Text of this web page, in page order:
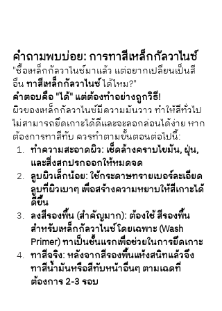
คำถามพบบ่อย: การทาสีเหล็กกัลวาไนซ์
"ซื้อเหล็กกัลวาไนซ์มาแล้ว แต่อยากเปลี่ยนเป็นสี
อื่น ทาสีเหล็กกัลวาไนซ์ ได้ไหม?"
คำตอบคือ "ได้" แต่ต้องทำอย่างถูกวิธี!
ผิวของเหล็กกัลวาไนซ์มีความมันวาว ทำให้สีทั่วไป
ไม่สามารถยึดเกาะได้ดีและจะลอกล่อนได้ง่าย หาก
ต้องการทาสีทับ ควรทำตามขั้นตอนต่อไปนี้:
ทำความสะอาดผิว: เช็ดล้างคราบไขมัน, ฝุ่น,
และสิ่งสกปรกออกให้หมดจด
ลูบผิวเล็กน้อย: ใช้กระดาษทรายเบอร์ละเอียด
ลูบที่ผิวเบาๆ เพื่อสร้างความหยาบให้สีเกาะได้
ดีขึ้น
ลงสีรองพื้น (สำคัญมาก): ต้องใช้ สีรองพื้น
สำหรับเหล็กกัลวาไนซ์โดยเฉพาะ (Wash
Primer) ทาเป็นชั้นแรกเพื่อช่วยในการยึดเกาะ
ทาสีจริง: หลังจากสีรองพื้นแห้งสนิทแล้วจึง
ทาสีน้ำมันหรือสีทับหน้าอื่นๆ ตามเฉดที่
ต้องการ 2-3 รอบ